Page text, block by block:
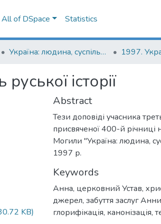
All of DSpace Statistics
Україна: людина, суспільство, природа : щорічна наукова конференція
історії
KB)
Abstract
Тези доповіді учасника
присвяченої 400-й річниці
Могили "Україна: людина,
1997 р.
Keywords
Анна, церковний Устав,
джерел, забуття заслуг Анни
глорифікація, канонізація,